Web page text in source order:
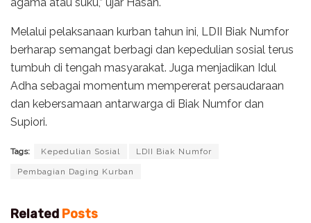
Melalui pelaksanaan kurban tahun ini, LDII Biak Numfor
berharap semangat berbagi dan kepedulian sosial terus
tumbuh di tengah masyarakat. Juga menjadikan Idul
Adha sebagai momentum mempererat persaudaraan
dan kebersamaan antarwarga di Biak Numfor dan
Supiori.
Tags: Kepedulian Sosial LDII Biak Numfor
Pembagian Daging Kurban
Related Posts